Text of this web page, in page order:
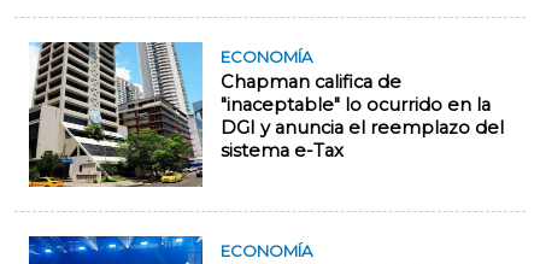
ECONOMÍA
Chapman califica de
"inaceptable" lo ocurrido en la
DGI y anuncia el reemplazo del
sistema e-Tax
ECONOMÍA